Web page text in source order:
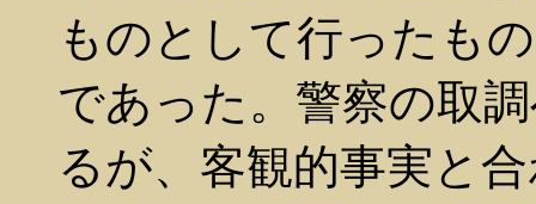
ものとして行ったも
であった。警察の取
るが、客観的事実と